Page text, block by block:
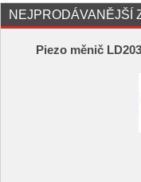
NEJPRODÁVANĚJŠÍ
Piezo měnič